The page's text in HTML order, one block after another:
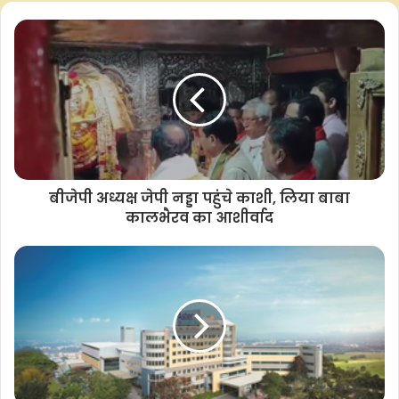
सीएम योगी ने कहा कि पश्चिम बंगाल के अंदर टीएमसी सरकार ने 2010 में
118 मुस्लिम जातियों को ओबीसी में शामिल कर पिछले 14 वर्ष से लगातार
ओबीसी के अधिकार में पूरी तरह डकैती डाली है। उन्होंने कहा कि ओबीसी के
आरक्षण का लाभ मुस्लिमों को दिए जाने पर कलकत्ता उच्च न्यायालय ने जो
निर्णय दिया है, वह टीएमसी सरकार के असंवैधानिक कृत्य पर जोरदार तमाचा
है। धार्मिक आधार पर आरक्षण असंवैधानिक है, यह बहुत स्पष्ट कहते हुए
कलकत्ता उच्च न्यायालय ने सभी मुस्लिम जातियों को ओबीसी आरक्षण से बाहर
किया है।
सीएम योगी ने कहा कि इंडी गठबंधन के दल मुस्लिम तुष्टीकरण के लिए किसी
भी हद तक जा सकते हैं। बिहार के अंदर आरजेडी के नेता लालू प्रसाद यादव
जी पहले ही बोल चुके हैं कि सभी मुसलमानों को आरक्षण मिलना चाहिए। अब
यह आरक्षण कहां से मिलेगा, जाहिर सी बात है कि ये लोग ओबीसी, एससी-
एसटी के आरक्षण में से बांटकर मुसलमानों को देना चाहते हैं।
मुख्यमंत्री योगी ने सपा पर निशाना साधते हुए कहा कि समाजवादी पार्टी ने तो
बीजेपी अध्यक्ष जेपी नड्डा पहुंचे काशी, लिया बाबा
कालभैरव का आशीर्वाद